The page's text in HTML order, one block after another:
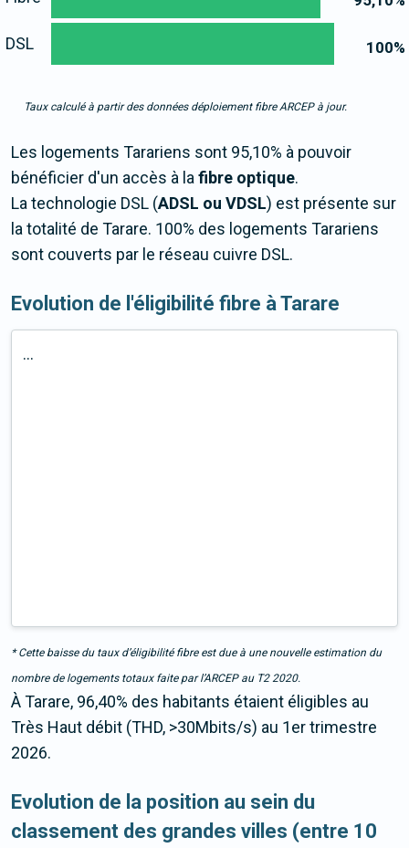
100%
DSL
Taux calculé à partir des données déploiement fibre ARCEP à jour.
Les logements Tarariens sont 95,10% à pouvoir
bénéficier d'un accès à lafibre optique.
La technologie DSL (ADSL ou VDSL) est présente sur
la totalité de Tarare. 100% des logements Tarariens
sont couverts par le réseau cuivre DSL.
Evolution de l'éligibilité fibre à Tarare
...
* Cette baisse du taux d’éligibilité fibre est due à une nouvelle estimation du
nombre de logements totaux faite par l’ARCEP au T2 2020.
À Tarare, 96,40% des habitants étaient éligibles au
Très Haut débit (THD, >30Mbits/s) au 1er trimestre
2026.
Evolution de la position au sein du
classement des grandes villes (entre 10